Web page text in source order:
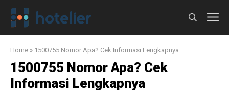
Langsung
Home » 1500755 Nomor Apa? Cek Informasi Lengkapnya
1500755 Nomor Apa? Cek
Informasi Lengkapnya